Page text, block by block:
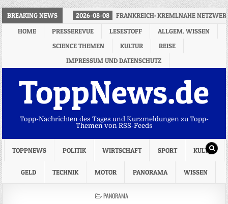
BREAKING NEWS 2026-08-08
FRANKREICH: KREMLNAHE
HOME
PRESSEREVUE LESESTOFF
ALLGEM. WISSEN
SCIENCE THEMEN
KULTUR
REISE
IMPRESSUM UND DATENSCHUTZ
ToppNews.de
Topp-Nachrichten des Tages und Kurzmeldungen zu Topp-
Themen von RSS-Feeds
TOPPNEWS POLITIK WIRTSCHAFT SPORT KULTUR
GELD TECHNIK MOTOR PANORAMA WISSEN
POSTED
PANORAMA